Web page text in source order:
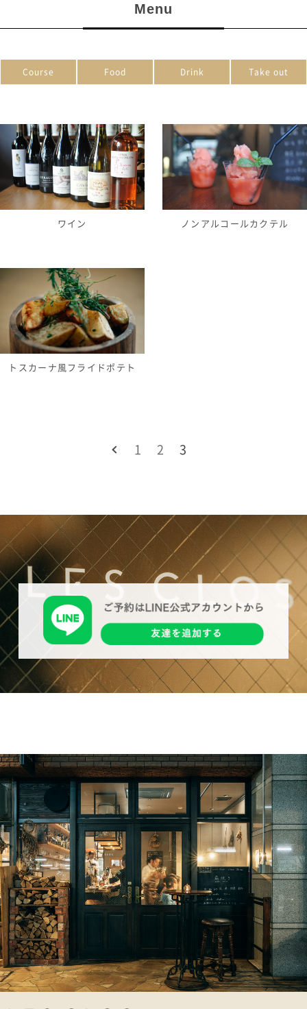
Menu
Course Food Drink Take out
ワイン ノンアルコールカクテル
トスカーナ風フライドポテト
前へ 1 2 3